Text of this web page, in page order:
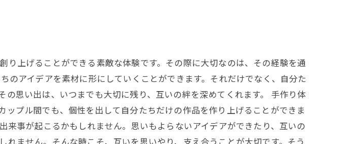
上げることができる素敵な体験です。その際に大切なのは、その経験を通
のアイデアを素材に形にしていくことができます。それだけでなく、自分た
思い出は、いつまでも大切に残り、互いの絆を深めてくれます。 手作り体
プル間でも、個性を出して自分たちだけの作品を作り上げることができま
事が起こるかもしれません。思いもよらないアイデアができたり、互いの
ません。そんな時こそ、互いを思いやり、支え合うことが大切です。そう